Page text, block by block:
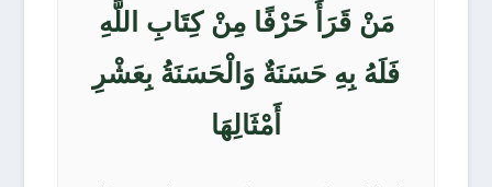
مَنْ قَرَأَ حَرْفًا مِنْ كِتَابِ اللَّهِ
فَلَهُ بِهِ حَسَنَةٌ وَالْحَسَنَةُ بِعَشْرِ
أَمْثَالِهَا